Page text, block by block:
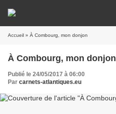
Accueil » À Combourg, mon donjon
À Combourg, mon donjon
Publié le 24/05/2017 à 06:00
Par carnets-atlantiques.eu